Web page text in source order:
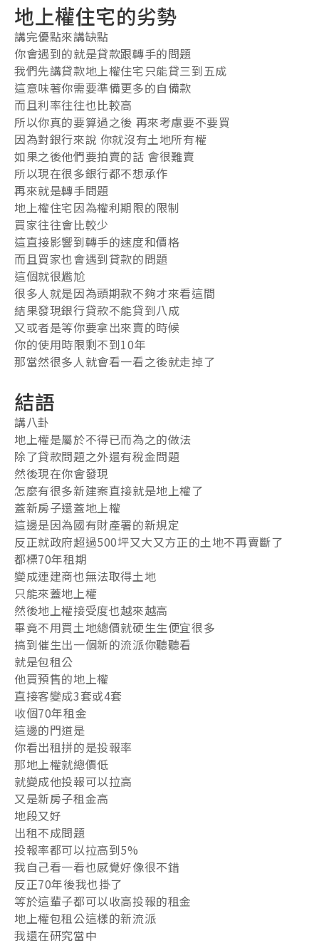
地上權住宅的劣勢
講完優點來講缺點
你會遇到的就是貸款跟轉手的問題
我們先講貸款地上權住宅只能貸三到五成
這意味著你需要準備更多的自備款
而且利率往往也比較高
所以你真的要算過之後 再來考慮要不要買
因為對銀行來說 你就沒有土地所有權
如果之後他們要拍賣的話 會很難賣
所以現在很多銀行都不想承作
再來就是轉手問題
地上權住宅因為權利期限的限制
買家往往會比較少
這直接影響到轉手的速度和價格
而且買家也會遇到貸款的問題
這個就很尷尬
很多人就是因為頭期款不夠才來看這間
結果發現銀行貸款不能貸到八成
又或者是等你要拿出來賣的時候
你的使用時限剩不到10年
那當然很多人就會看一看之後就走掉了
結語
講八卦
地上權是屬於不得已而為之的做法
除了貸款問題之外還有稅金問題
然後現在你會發現
怎麼有很多新建案直接就是地上權了
蓋新房子還蓋地上權
這邊是因為國有財產署的新規定
反正就政府超過500坪又大又方正的土地不再賣斷了
都標70年租期
變成連建商也無法取得土地
只能來蓋地上權
然後地上權接受度也越來越高
畢竟不用買土地總價就硬生生便宜很多
搞到催生出一個新的流派你聽聽看
就是包租公
他買預售的地上權
直接客變成3套或4套
收個70年租金
這邊的門道是
你看出租拼的是投報率
那地上權就總價低
就變成他投報可以拉高
又是新房子租金高
地段又好
出租不成問題
投報率都可以拉高到5%
我自己看一看也感覺好像很不錯
反正70年後我也掛了
等於這輩子都可以收高投報的租金
地上權包租公這樣的新流派
我還在研究當中